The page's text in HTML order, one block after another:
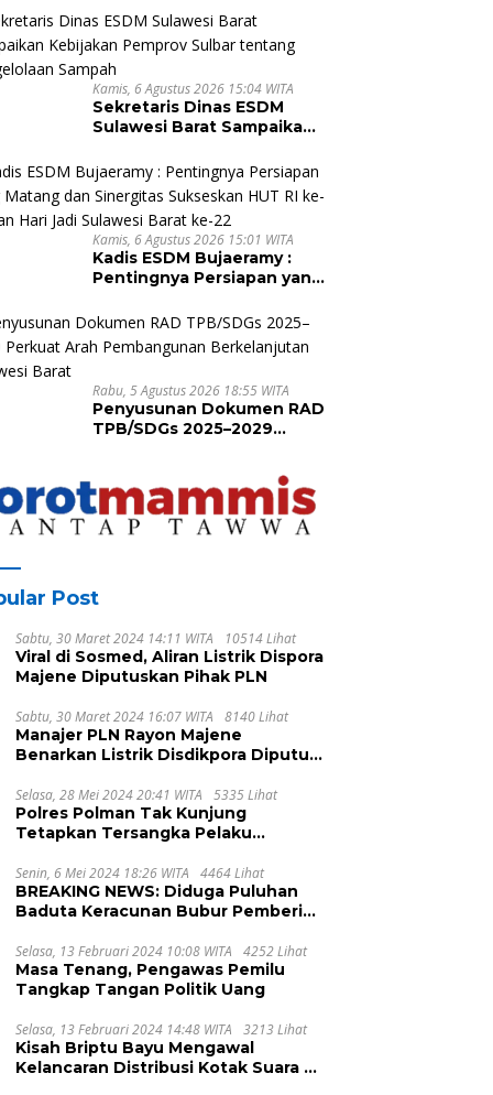
bagi Pekebun di
Pasangkayu
Kamis, 6 Agustus 2026 15:04 WITA
Sekretaris Dinas ESDM
Sulawesi Barat Sampaikan
tentang Pengelolaan
Sampah
Kamis, 6 Agustus 2026 15:01 WITA
Kadis ESDM Bujaeramy :
Pentingnya Persiapan yang
Sukseskan HUT RI ke-81
dan Hari Jadi Sulawesi
Barat ke-22
Rabu, 5 Agustus 2026 18:55 WITA
Penyusunan Dokumen RAD
TPB/SDGs 2025–2029
Berkelanjutan Sulawesi
Barat
Post
Sabtu, 30 Maret 2024 14:11 WITA 10514 Lihat
Viral di Sosmed, Aliran Listrik Dispora
Majene Diputuskan Pihak PLN
Sabtu, 30 Maret 2024 16:07 WITA 8140 Lihat
Manajer PLN Rayon Majene
Benarkan Listrik Disdikpora Diputus
Selasa, 28 Mei 2024 20:41 WITA 5335 Lihat
Polres Polman Tak Kunjung
Tetapkan Tersangka Pelaku
Senin, 6 Mei 2024 18:26 WITA 4464 Lihat
BREAKING NEWS: Diduga Puluhan
Baduta Keracunan Bubur Pemberian
Selasa, 13 Februari 2024 10:08 WITA 4252 Lihat
Masa Tenang, Pengawas Pemilu
Tangkap Tangan Politik Uang
Selasa, 13 Februari 2024 14:48 WITA 3213 Lihat
Kisah Briptu Bayu Mengawal
Kelancaran Distribusi Kotak Suara di